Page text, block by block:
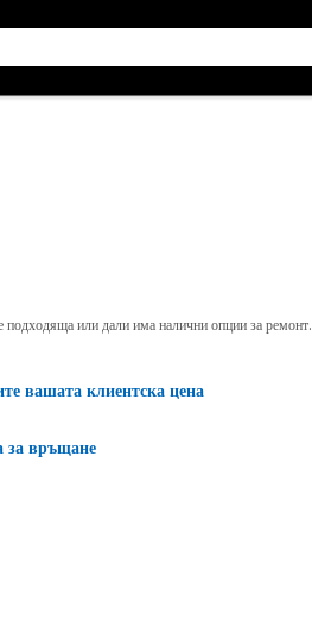
подходяща или дали има налични опции за ремонт.
вашата клиентска цена
за връщане